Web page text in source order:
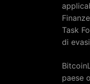
Task
di
paese